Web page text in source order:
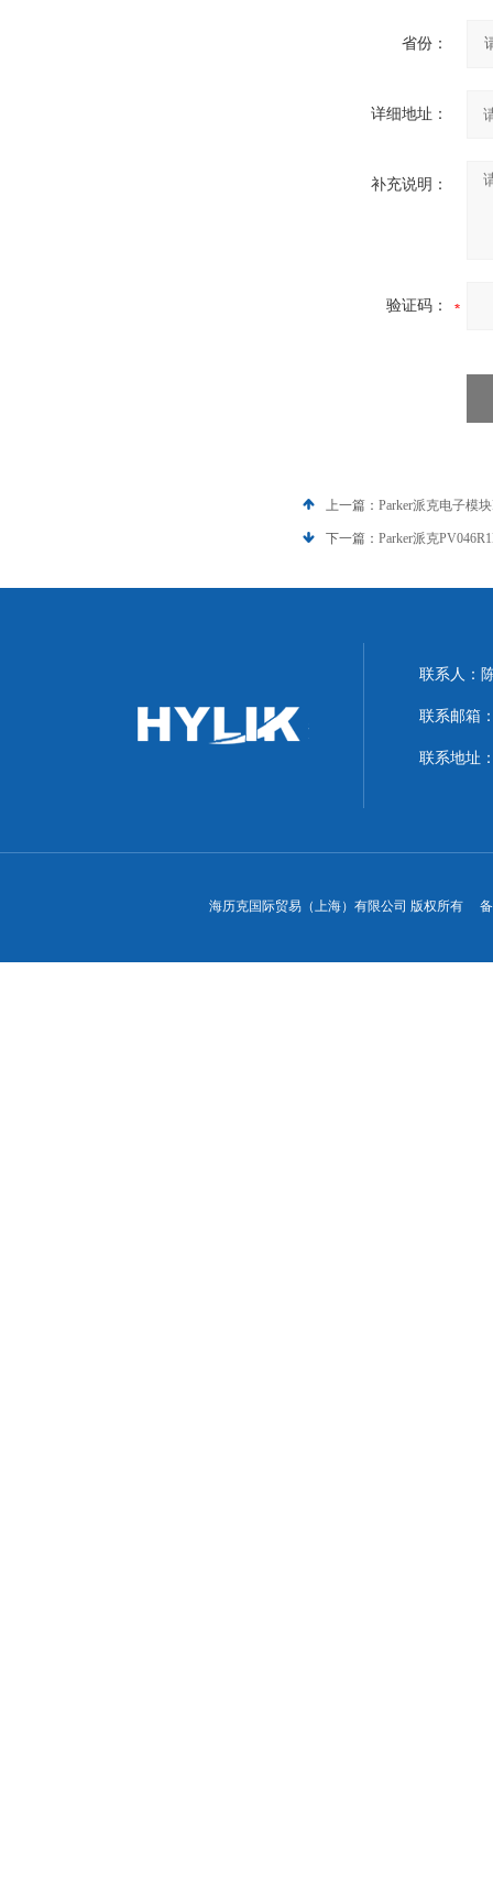
省份：
详细地址：
补充说明：
验证码：
上一篇： Parker派克电子模
下一篇： Parker派克
联系人：
联系邮箱
联系地址
海历克国际贸易（上海）有限公司 版权所有